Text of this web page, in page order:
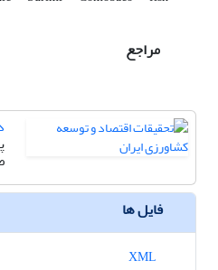
مراجع
فایل ها